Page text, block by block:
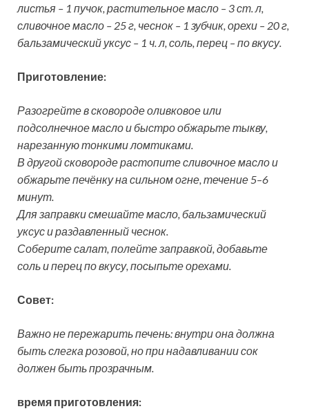
листья – 1 пучок, растительное масло – 3 ст. л,
сливочное масло – 25 г, чеснок – 1 зубчик, орехи – 20 г,
бальзамический уксус – 1 ч. л, соль, перец – по вкусу.
Приготовление:
Разогрейте в сковороде оливковое или
подсолнечное масло и быстро обжарьте тыкву,
нарезанную тонкими ломтиками.
В другой сковороде растопите сливочное масло и
обжарьте печёнку на сильном огне, течение 5–6
минут.
Для заправки смешайте масло, бальзамический
уксус и раздавленный чеснок.
Соберите салат, полейте заправкой, добавьте
соль и перец по вкусу, посыпьте орехами.
Совет:
Важно не пережарить печень: внутри она должна
быть слегка розовой, но при надавливании сок
должен быть прозрачным.
время приготовления: